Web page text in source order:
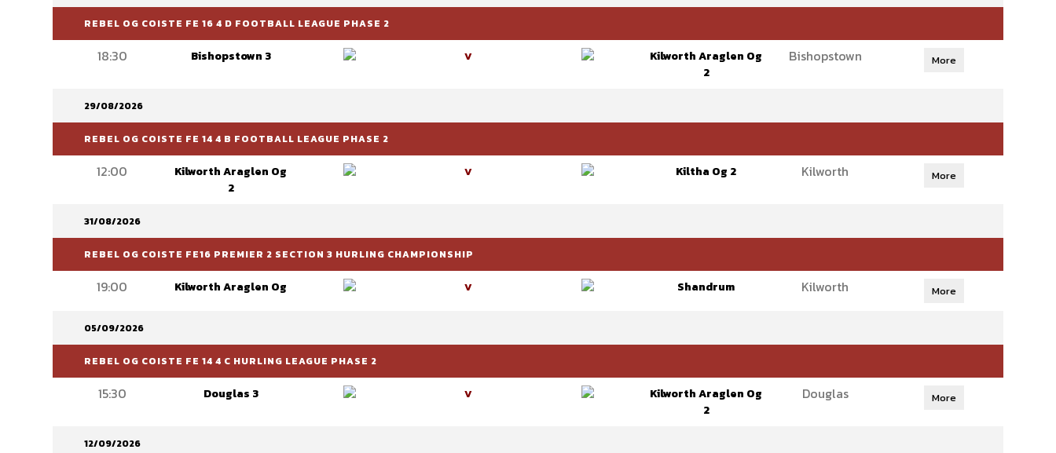
REBEL OG COISTE FE 16 4 D FOOTBALL LEAGUE PHASE 2
18:30 Bishopstown 3 V
Kilworth Araglen Og
2
Bishopstown More
29/08/2026
REBEL OG COISTE FE 14 4 B FOOTBALL LEAGUE PHASE 2
12:00
Kilworth Araglen Og
2
V Kiltha Og 2 Kilworth More
31/08/2026
REBEL OG COISTE FE16 PREMIER 2 SECTION 3 HURLING CHAMPIONSHIP
19:00 Kilworth Araglen Og V Shandrum Kilworth More
05/09/2026
REBEL OG COISTE FE 14 4 C HURLING LEAGUE PHASE 2
15:30 Douglas 3 V
Kilworth Araglen Og
2
Douglas More
12/09/2026